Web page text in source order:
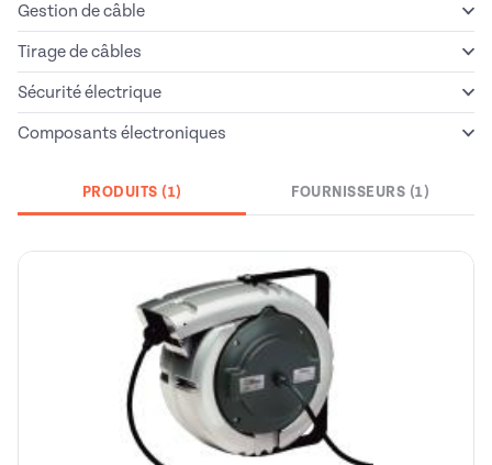
Gestion de câble
Tirage de câbles
Sécurité électrique
Composants électroniques
PRODUITS (1) FOURNISSEURS (1)